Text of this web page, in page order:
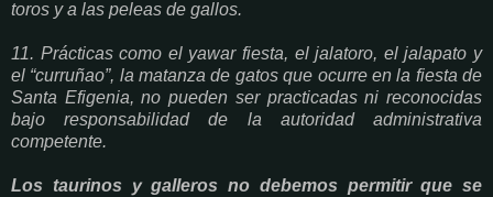
toros y a las peleas de gallos.
11. Prácticas como el yawar fiesta, el jalatoro, el jalapato y
el “curruñao”, la matanza de gatos que ocurre en la fiesta de
Santa Efigenia, no pueden ser practicadas ni reconocidas
bajo responsabilidad de la autoridad administrativa
competente.
Los taurinos y galleros no debemos permitir que se